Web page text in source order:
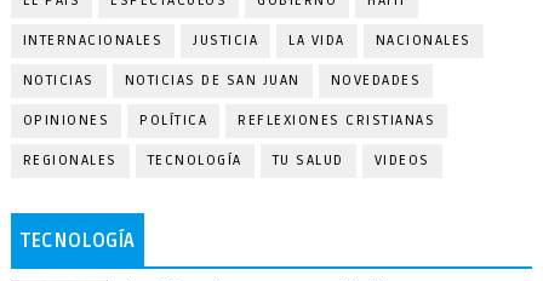
INTERNACIONALES JUSTICIA LA VIDA NACIONALES
NOTICIAS NOTICIAS DE SAN JUAN NOVEDADES
OPINIONES POLÍTICA REFLEXIONES CRISTIANAS
REGIONALES TECNOLOGÍA TU SALUD VIDEOS
TECNOLOGÍA